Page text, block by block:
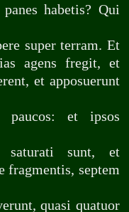
habetis? Qui
super terram. Et
agens fregit, et
et apposuerunt
paucos: et ipsos
saturati sunt, et
fragmentis, septem
quasi quatuor